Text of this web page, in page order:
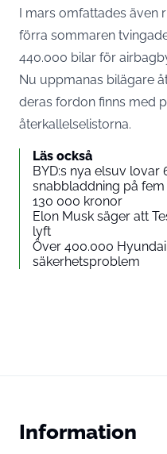
I mars omfattades
förra sommaren
440.000 bilar för
Nu uppmanas bilägare
deras fordon finns med
återkallelselistorna.
Läs också
BYD:s nya elsuv
snabbladdning på
130 000 kronor
Elon Musk säger att
lyft
Över 400.000
säkerhetsproblem
Information